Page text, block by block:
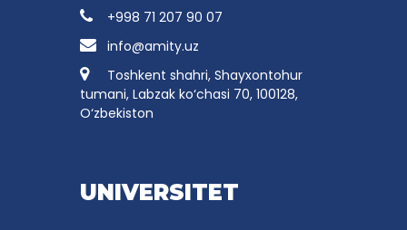
+998 71 207 90 07
info@amity.uz
Toshkent shahri, Shayxontohur
tumani, Labzak ko‘chasi 70, 100128,
O‘zbekiston
UNIVERSITET